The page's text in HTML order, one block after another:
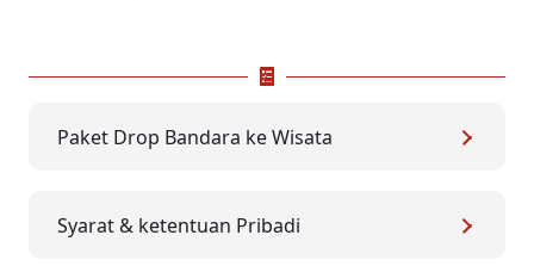
Paket Drop Bandara ke Wisata
Syarat & ketentuan Pribadi